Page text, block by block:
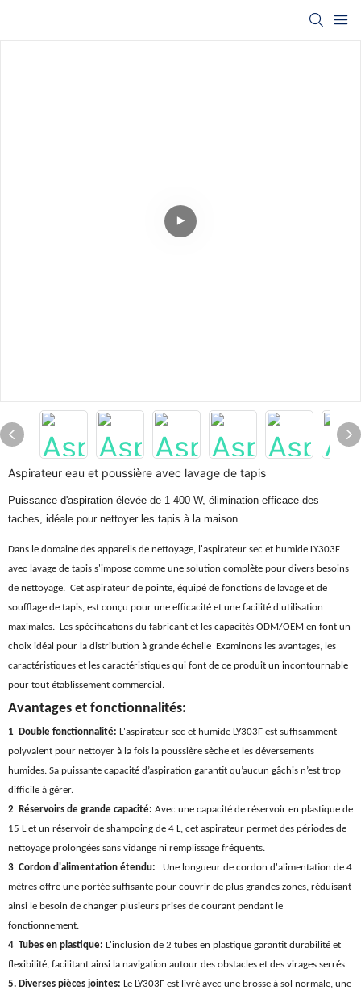
Aspirateur eau et poussière avec lavage de tapis
Puissance d'aspiration élevée de 1 400 W, élimination efficace des
taches, idéale pour nettoyer les tapis à la maison
Dans le domaine des appareils de nettoyage, l'aspirateur sec et humide LY303F
avec lavage de tapis s'impose comme une solution complète pour divers besoins
de nettoyage. Cet aspirateur de pointe, équipé de fonctions de lavage et de
soufflage de tapis, est conçu pour une efficacité et une facilité d'utilisation
maximales. Les spécifications du fabricant et les capacités ODM/OEM en font un
choix idéal pour la distribution à grande échelle Examinons les avantages, les
caractéristiques et les caractéristiques qui font de ce produit un incontournable
pour tout établissement commercial.
Avantages et fonctionnalités:
1 Double fonctionnalité: L'aspirateur sec et humide LY303F est suffisamment
polyvalent pour nettoyer à la fois la poussière sèche et les déversements
humides. Sa puissante capacité d’aspiration garantit qu’aucun gâchis n’est trop
difficile à gérer.
2 Réservoirs de grande capacité: Avec une capacité de réservoir en plastique de
15 L et un réservoir de shampoing de 4 L, cet aspirateur permet des périodes de
nettoyage prolongées sans vidange ni remplissage fréquents.
3 Cordon d'alimentation étendu:
Une longueur de cordon d'alimentation de 4
mètres offre une portée suffisante pour couvrir de plus grandes zones, réduisant
ainsi le besoin de changer plusieurs prises de courant pendant le
fonctionnement.
4 Tubes en plastique: L'inclusion de 2 tubes en plastique garantit durabilité et
flexibilité, facilitant ainsi la navigation autour des obstacles et des virages serrés.
5. Diverses pièces jointes: Le LY303F est livré avec une brosse à sol normale, une